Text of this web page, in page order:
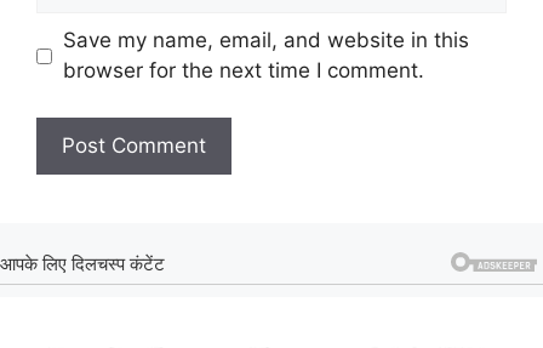
Save my name, email, and website in this
browser for the next time I comment.